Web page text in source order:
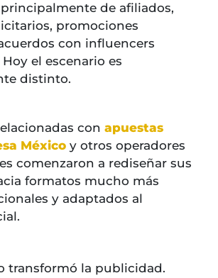
de afiliados,
promociones
con influencers
el escenario es
distinto.
con apuestas
México y otros operadores
comenzaron a rediseñar sus
formatos mucho más
y adaptados al
transformó la publicidad.